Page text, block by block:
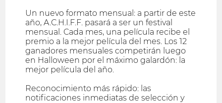
Un nuevo formato mensual: a partir de este
año, A.C.H.I.F.F. pasará a ser un festival
mensual. Cada mes, una película recibe el
premio a la mejor película del mes. Los 12
ganadores mensuales competirán luego
en Halloween por el máximo galardón: la
mejor película del año.
Reconocimiento más rápido: las
notificaciones inmediatas de selección y